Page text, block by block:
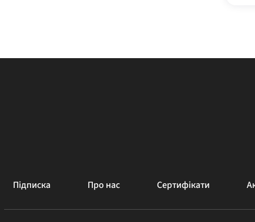
Підписка Про нас Сертифікати